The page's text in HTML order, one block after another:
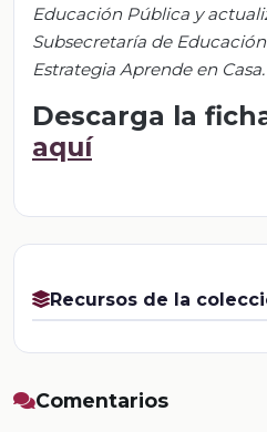
Educación Pública y
Subsecretaría de
Estrategia Aprende en Casa.
Descarga la
aquí
Recursos de la
Comentarios